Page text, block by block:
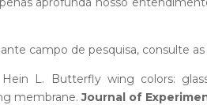
campo de pesquisa, consulte as
Hein L. Butterfly wing colors:
membrane.Journal of